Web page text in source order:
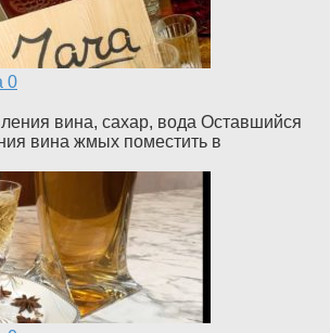
0
вина, сахар, вода Оставшийся
вина жмых поместить в